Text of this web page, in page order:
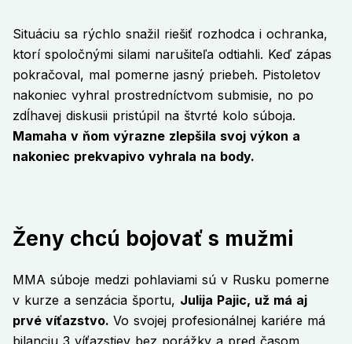
Situáciu sa rýchlo snažil riešiť rozhodca i ochranka,
ktorí spoločnými silami narušiteľa odtiahli. Keď zápas
pokračoval, mal pomerne jasný priebeh. Pistoletov
nakoniec vyhral prostredníctvom submisie, no po
zdĺhavej diskusii pristúpil na štvrté kolo súboja.
Mamaha v ňom výrazne zlepšila svoj výkon a
nakoniec prekvapivo vyhrala na body.
Ženy chcú bojovať s mužmi
MMA súboje medzi pohlaviami sú v Rusku pomerne
v kurze a senzácia športu, Julija Pajic, už má aj
prvé víťazstvo. Vo svojej profesionálnej kariére má
bilanciu 3 víťazstiev bez porážky a pred časom